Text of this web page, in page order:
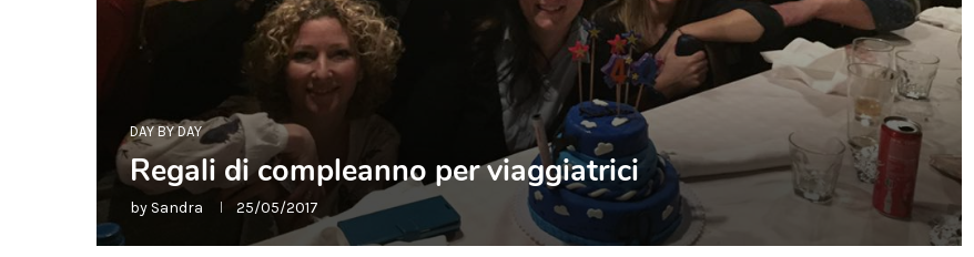
DAY BY DAY
Regali di compleanno per viaggiatrici
by Sandra 25/05/2017